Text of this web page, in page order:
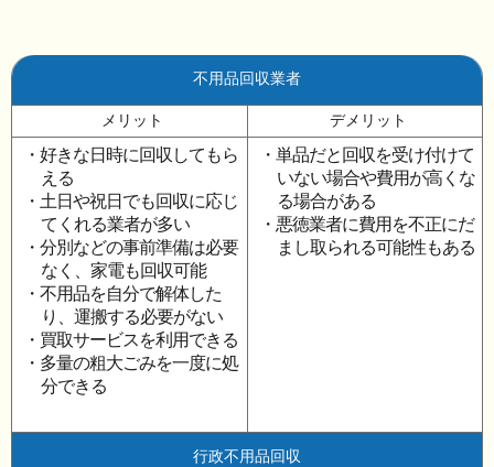
不用品回収業者
メリット デメリット
・好きな日時に回収してもら
える
・土日や祝日でも回収に応じ
てくれる業者が多い
・分別などの事前準備は必要
なく、家電も回収可能
・不用品を自分で解体した
り、運搬する必要がない
・買取サービスを利用できる
・多量の粗大ごみを一度に処
分できる
・単品だと回収を受け付けて
いない場合や費用が高くな
る場合がある
・悪徳業者に費用を不正にだ
まし取られる可能性もある
行政不用品回収